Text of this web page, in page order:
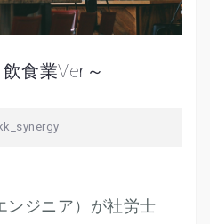
食業Ver～
kk_synergy
ンジニア）が社労士